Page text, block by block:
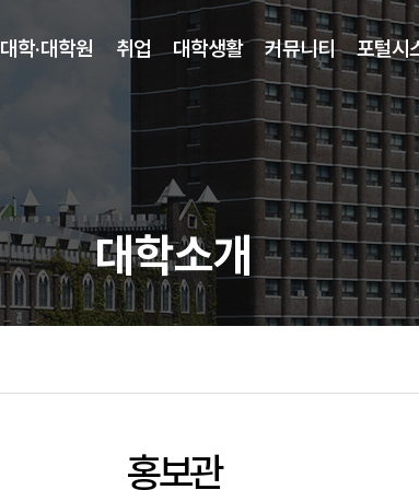
대학·대학원 취업 대학생활 커뮤니티 포털시
대학소개
홍보관